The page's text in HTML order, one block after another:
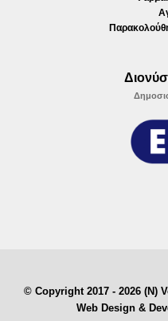
© Copyright 2017 - 2026 (N)
Web Design &